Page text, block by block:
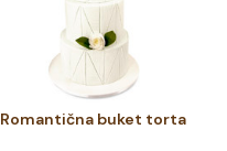
Romantična buket torta